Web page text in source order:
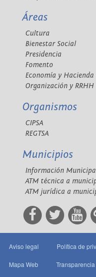
Áreas
Cultura
Bienestar Social
Presidencia
Fomento
Economía y Hacienda
Organización y RRHH
Organismos
CIPSA
REGTSA
Municipios
Información
ATM técnica a
ATM jurídica a
Aviso legal Política de
Mapa Web Transparencia